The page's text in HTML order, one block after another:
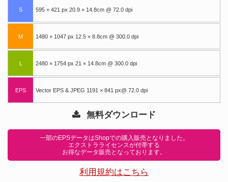
S 595 × 421 px 20.9 × 14.8cm @ 72.0 dpi
M 1480 × 1047 px 12.5 × 8.8cm @ 300.0 dpi
L 2480 × 1754 px 21 × 14.8cm @ 300.0 dpi
EPS Vector EPS & JPEG 1191 × 841 px@ 72.0 dpi
無料ダウンロード
一部のEPSデータはShopでの購入販売となりました。
エクストラライセンスが付帯する
お得なデータ販売となっております。
利用規約はこちら